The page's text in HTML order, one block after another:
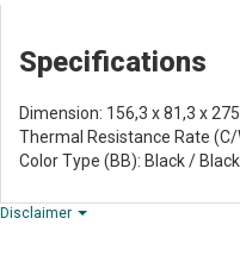
Specifications
Dimension: 156,3 x 81,3 x 275
Thermal Resistance Rate (C/
Color Type (BB): Black / Black
Disclaimer